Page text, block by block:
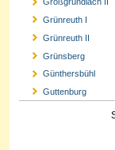
Grünreuth I
Grünreuth II
Grünsberg
Günthersbühl
Guttenburg